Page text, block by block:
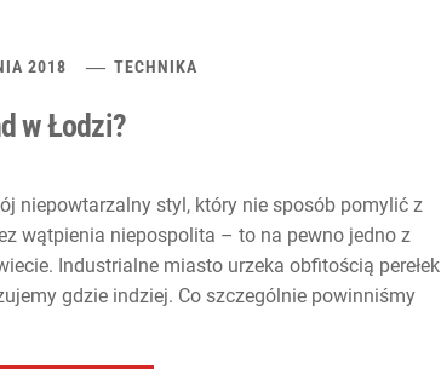
2018 TECHNIKA
w Łodzi?
niepowtarzalny styl, który nie sposób pomylić z
wątpienia niepospolita – to na pewno jedno z
Industrialne miasto urzeka obfitością perełek
gdzie indziej. Co szczególnie powinniśmy